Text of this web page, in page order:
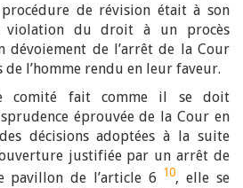
de révision était à son
violation du droit à un procès
dévoiement de l’arrêt de la Cour
l’homme rendu en leur faveur.
comité fait comme il se doit
éprouvée de la Cour en
décisions adoptées à la suite
justifiée par un arrêt de
pavillon de l’article 6 10, elle se